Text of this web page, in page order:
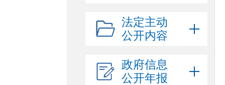
法定主动
公开内容
政府信息
公开年报